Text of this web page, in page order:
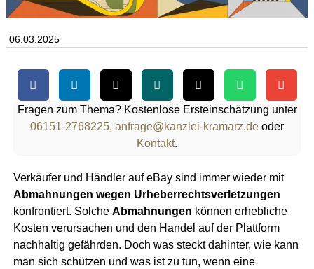
06.03.2025
Fragen zum Thema? Kostenlose Ersteinschätzung unter
06151-2768225, anfrage@kanzlei-kramarz.de oder
Kontakt.
Verkäufer und Händler auf eBay sind immer wieder mit
Abmahnungen wegen Urheberrechtsverletzungen
konfrontiert. Solche Abmahnungen können erhebliche
Kosten verursachen und den Handel auf der Plattform
nachhaltig gefährden. Doch was steckt dahinter, wie kann
man sich schützen und was ist zu tun, wenn eine